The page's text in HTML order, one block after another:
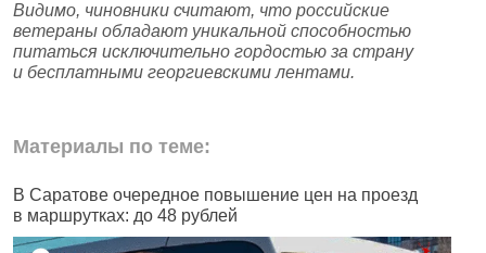
Видимо, чиновники считают, что российские
ветераны обладают уникальной способностью
питаться исключительно гордостью за страну
и бесплатными георгиевскими лентами.
Материалы по теме:
В Саратове очередное повышение цен на проезд
в маршрутках: до 48 рублей